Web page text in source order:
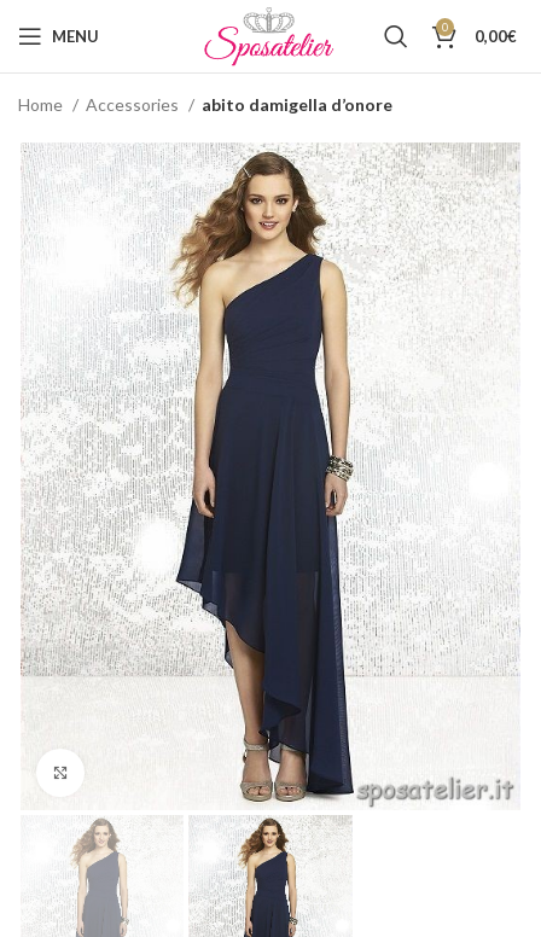
MENU 0 0,00€
Home Accessories abito damigella d’onore